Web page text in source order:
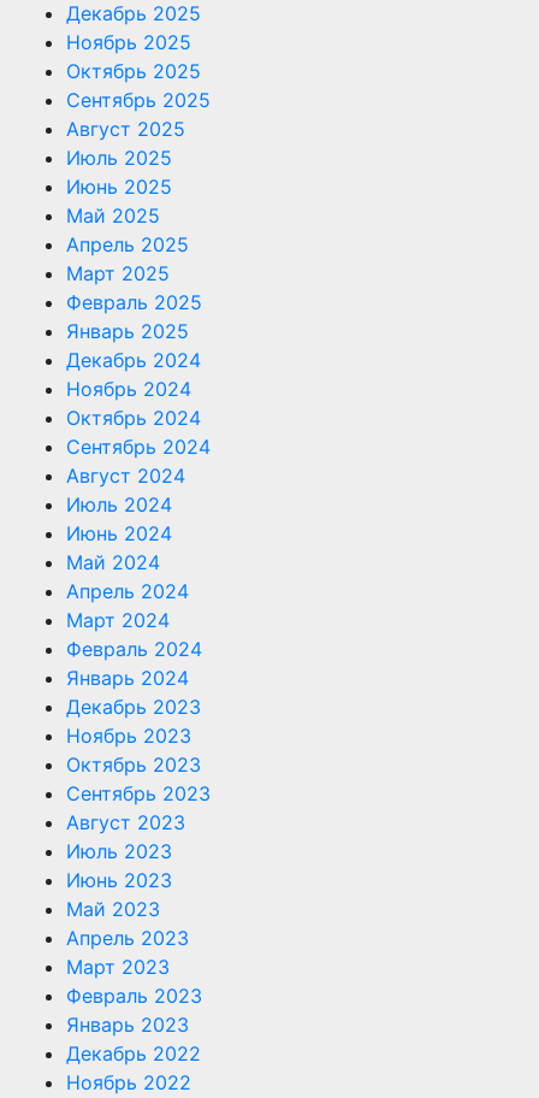
Декабрь 2025
Ноябрь 2025
Октябрь 2025
Сентябрь 2025
Август 2025
Июль 2025
Июнь 2025
Май 2025
Апрель 2025
Март 2025
Февраль 2025
Январь 2025
Декабрь 2024
Ноябрь 2024
Октябрь 2024
Сентябрь 2024
Август 2024
Июль 2024
Июнь 2024
Май 2024
Апрель 2024
Март 2024
Февраль 2024
Январь 2024
Декабрь 2023
Ноябрь 2023
Октябрь 2023
Сентябрь 2023
Август 2023
Июль 2023
Июнь 2023
Май 2023
Апрель 2023
Март 2023
Февраль 2023
Январь 2023
Декабрь 2022
Ноябрь 2022